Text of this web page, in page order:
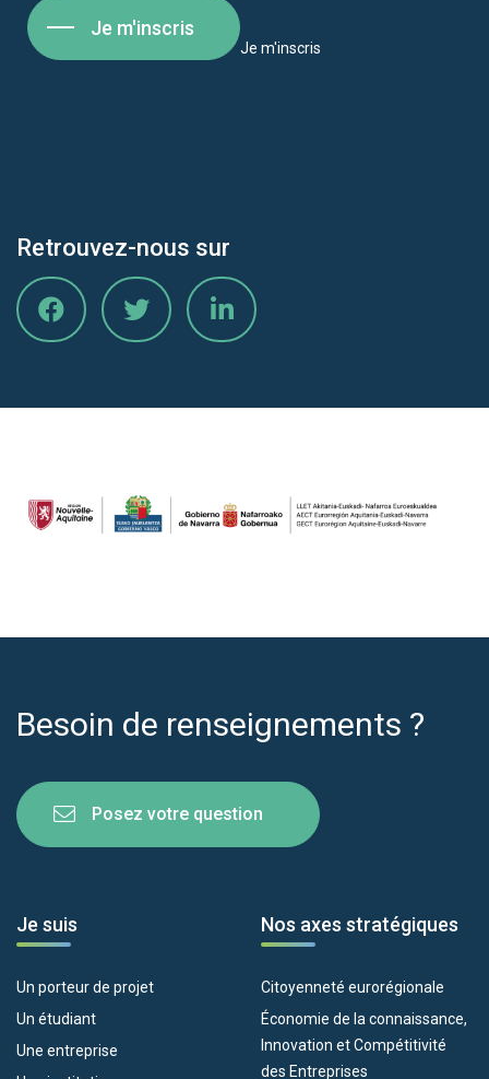
Je m'inscris
Je m'inscris
Retrouvez-nous sur
Besoin de renseignements ?
Posez votre question
Je suis
Un porteur de projet
Un étudiant
Une entreprise
Nos axes stratégiques
Citoyenneté eurorégionale
Économie de la connaissance,
Innovation et Compétitivité
des Entreprises